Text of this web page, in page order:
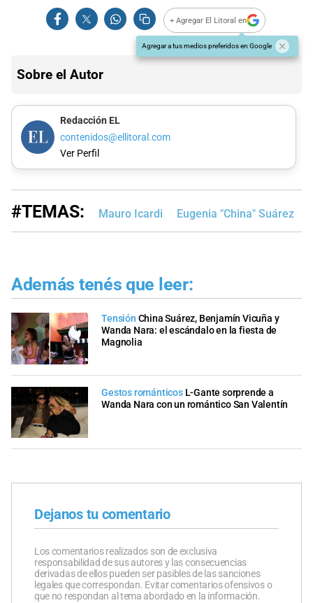
+ Agregar El Litoral en
Agregar a tus medios preferidos en Google
Sobre el Autor
Redacción EL
contenidos@ellitoral.com
Ver Perfil
#TEMAS: Mauro Icardi Eugenia "China" Suárez
Además tenés que leer:
Tensión China Suárez, Benjamín Vicuña y
Wanda Nara: el escándalo en la fiesta de
Magnolia
Gestos románticos L-Gante sorprende a
Wanda Nara con un romántico San Valentín
Dejanos tu comentario
Los comentarios realizados son de exclusiva
responsabilidad de sus autores y las consecuencias
derivadas de ellos pueden ser pasibles de las sanciones
legales que correspondan. Evitar comentarios ofensivos o
que no respondan al tema abordado en la información.